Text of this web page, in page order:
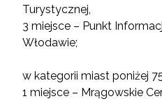
Turystycznej,
3 miejsce – Punkt
Włodawie;
w kategorii miast poniżej
1 miejsce – Mrągowskie